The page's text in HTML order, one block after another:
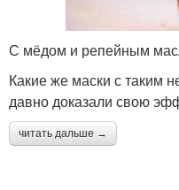
С мёдом и репейным
Какие же маски с таким
давно доказали свою
читать дальше →